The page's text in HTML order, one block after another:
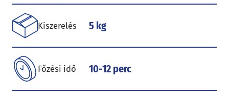
Kiszerelés 5 kg
Főzési idő 10-12 perc